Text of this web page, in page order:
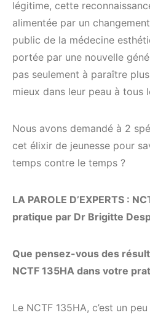
légitime, cette
alimentée par un
public de la médecine
portée par une nouvelle
pas seulement à paraître
mieux dans leur peau à tous
Nous avons demandé à 2
cet élixir de jeunesse pour
temps contre le temps ?
LA PAROLE D’EXPERTS :
pratique par Dr Brigitte
Que pensez-vous des
NCTF 135HA dans votre
Le NCTF 135HA, c’est un